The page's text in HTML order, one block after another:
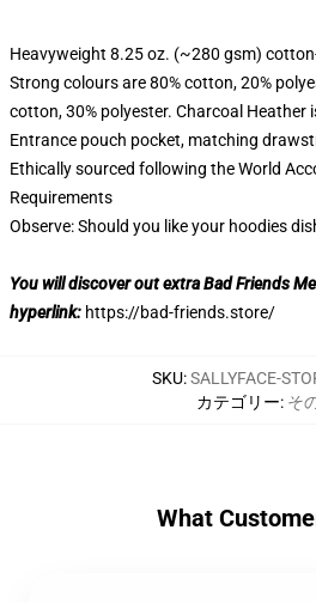
Heavyweight 8.25 oz. (~280 gsm)
Strong colours are 80% cotton, 20%
cotton, 30% polyester. Charcoal Heather
Entrance pouch pocket, matching
Ethically sourced following the World
Requirements
Observe: Should you like your hoodies
You will discover out extra Bad Friends
hyperlink: https://bad-friends.store/
SKU:SALLYFACE-
カテゴリー: そ
What